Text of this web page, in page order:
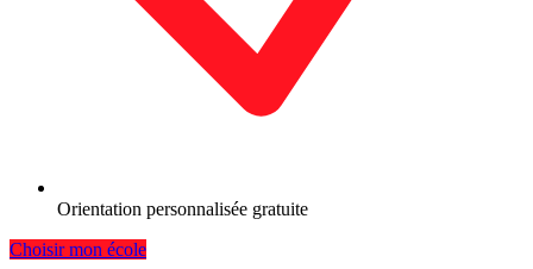
Orientation personnalisée gratuite
Choisir mon école